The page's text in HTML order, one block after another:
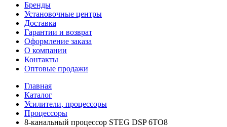
Бренды
Установочные центры
Доставка
Гарантии и возврат
Оформление заказа
О компании
Контакты
Оптовые продажи
Главная
Каталог
Усилители, процессоры
Процессоры
8-канальный процессор STEG DSP 6TO8